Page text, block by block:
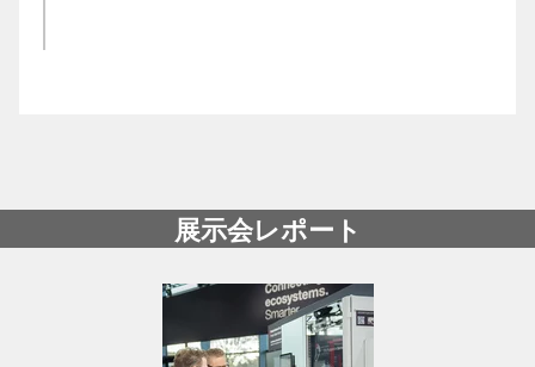
展示会レポート